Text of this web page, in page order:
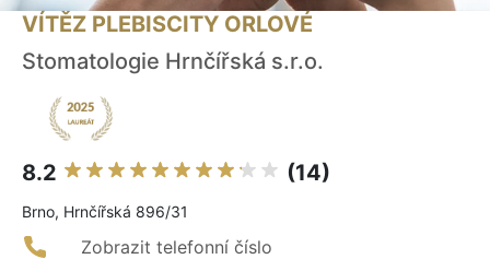
VÍTĚZ PLEBISCITY ORLOVÉ
Stomatologie Hrnčířská s.r.o.
8.2 (14)
Brno, Hrnčířská 896/31
Zobrazit telefonní číslo